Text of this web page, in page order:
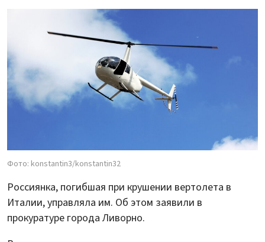
Фото: konstantin3/konstantin32
Россиянка, погибшая при крушении вертолета в
Италии, управляла им. Об этом заявили в
прокуратуре города Ливорно.